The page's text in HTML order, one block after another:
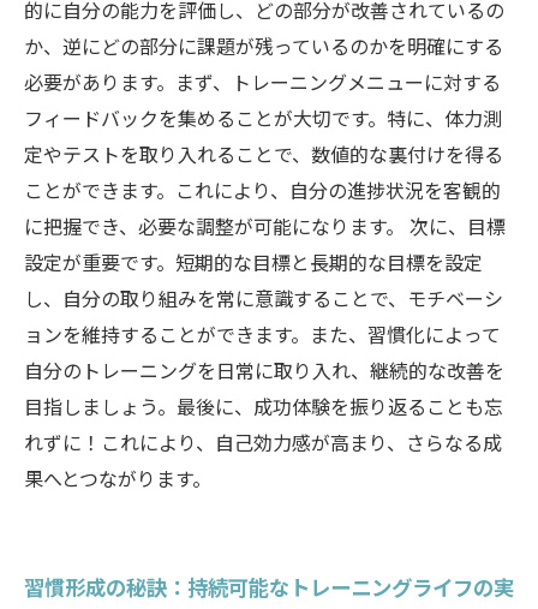
的に自分の能力を評価し、どの部分が改善されているの
か、逆にどの部分に課題が残っているのかを明確にする
必要があります。まず、トレーニングメニューに対する
フィードバックを集めることが大切です。特に、体力測
定やテストを取り入れることで、数値的な裏付けを得る
ことができます。これにより、自分の進捗状況を客観的
に把握でき、必要な調整が可能になります。 次に、目標
設定が重要です。短期的な目標と長期的な目標を設定
し、自分の取り組みを常に意識することで、モチベーシ
ョンを維持することができます。また、習慣化によって
自分のトレーニングを日常に取り入れ、継続的な改善を
目指しましょう。最後に、成功体験を振り返ることも忘
れずに！これにより、自己効力感が高まり、さらなる成
果へとつながります。
習慣形成の秘訣：持続可能なトレーニングライフの実